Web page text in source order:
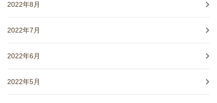
2022年8月
2022年7月
2022年6月
2022年5月